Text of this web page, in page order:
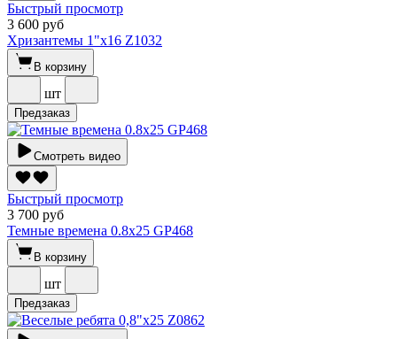
Быстрый просмотр
3 600 руб
Хризантемы 1"х16 Z1032
В корзину
шт
Предзаказ
Смотреть видео
Быстрый просмотр
3 700 руб
Темные времена 0.8х25 GP468
В корзину
шт
Предзаказ